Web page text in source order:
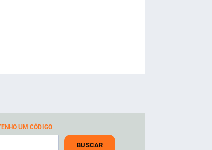
UM CÓDIGO
BUSCAR